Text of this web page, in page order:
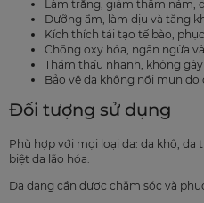
Làm trắng, giảm thâm nám,
Dưỡng ẩm, làm dịu và tăng
Kích thích tái tạo tế bào,
Chống oxy hóa, ngăn ngừa
Thẩm thấu nhanh, không
Bảo vệ da không nổi mụn
Đối tượng sử dụng
Phù hợp với mọi loại da: da khô, da
biệt da lão hóa.
Da đang cần được chăm sóc và